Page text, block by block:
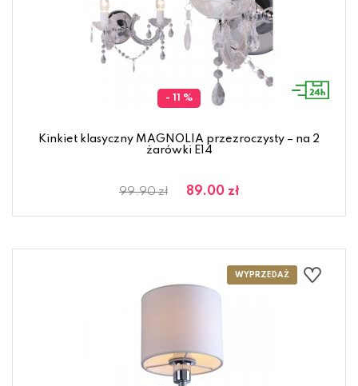
- 11 %
Kinkiet klasyczny MAGNOLIA przezroczysty – na 2
żarówki E14
99.90 zł 89.00 zł